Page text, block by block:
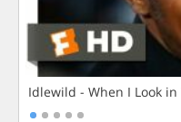
Idlewild - When I Look in